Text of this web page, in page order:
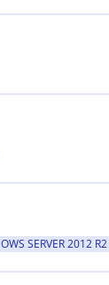
SERVER 2012 R2